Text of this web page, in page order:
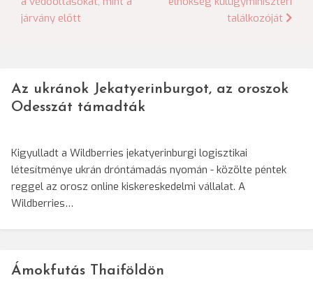
járvány előtt
találkozóját
Az ukránok Jekatyerinburgot, az oroszok
Odesszát támadták
Kigyulladt a Wildberries jekatyerinburgi logisztikai
létesítménye ukrán dróntámadás nyomán - közölte péntek
reggel az orosz online kiskereskedelmi vállalat. A
Wildberries…
Ámokfutás Thaiföldön